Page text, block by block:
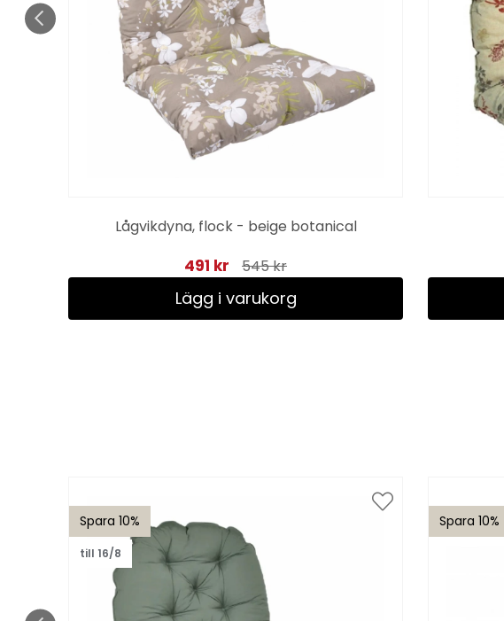
Lågvikdyna, flock - beige botanical
491 kr 545 kr
Lägg i varukorg
Spara 10%
till 16/8
Spara 10%